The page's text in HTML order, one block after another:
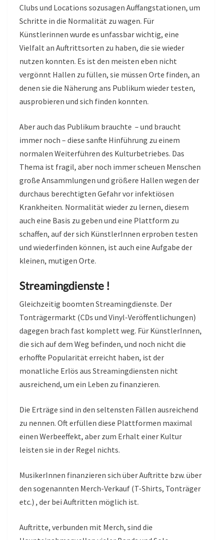
Clubs und Locations sozusagen Auffangstationen, um
Schritte in die Normalität zu wagen. Für
Künstlerinnen wurde es unfassbar wichtig, eine
Vielfalt an Auftrittsorten zu haben, die sie wieder
nutzen konnten. Es ist den meisten eben nicht
vergönnt Hallen zu füllen, sie müssen Orte finden, an
denen sie die Näherung ans Publikum wieder testen,
ausprobieren und sich finden konnten.
Aber auch das Publikum brauchte – und braucht
immer noch – diese sanfte Hinführung zu einem
normalen Weiterführen des Kulturbetriebes. Das
Thema ist fragil, aber noch immer scheuen Menschen
große Ansammlungen und größere Hallen wegen der
durchaus berechtigten Gefahr vor infektiösen
Krankheiten. Normalität wieder zu lernen, diesem
auch eine Basis zu geben und eine Plattform zu
schaffen, auf der sich KünstlerInnen erproben testen
und wiederfinden können, ist auch eine Aufgabe der
kleinen, mutigen Orte.
Streamingdienste !
Gleichzeitig boomten Streamingdienste. Der
Tonträgermarkt (CDs und Vinyl-Veröffentlichungen)
dagegen brach fast komplett weg. Für KünstlerInnen,
die sich auf dem Weg befinden, und noch nicht die
erhoffte Popularität erreicht haben, ist der
monatliche Erlös aus Streamingdiensten nicht
ausreichend, um ein Leben zu finanzieren.
Die Erträge sind in den seltensten Fällen ausreichend
zu nennen. Oft erfüllen diese Plattformen maximal
einen Werbeeffekt, aber zum Erhalt einer Kultur
leisten sie in der Regel nichts.
MusikerInnen finanzieren sich über Auftritte bzw. über
den sogenannten Merch-Verkauf (T-Shirts, Tonträger
etc.) , der bei Auftritten möglich ist.
Auftritte, verbunden mit Merch, sind die